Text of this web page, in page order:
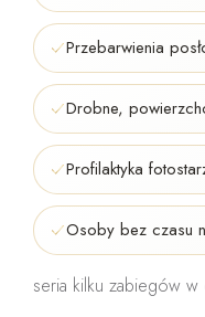
Przebarwienia
Drobne,
Profilaktyka
Osoby bez czasu
seria kilku zabiegów